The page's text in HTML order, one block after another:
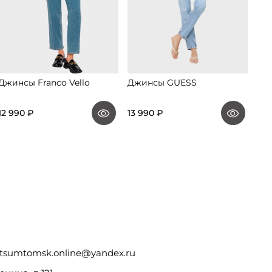
Franco Vello
990 ₽
Джинсы GUESS
13 990 ₽
tsumtomsk.online@yandex.ru